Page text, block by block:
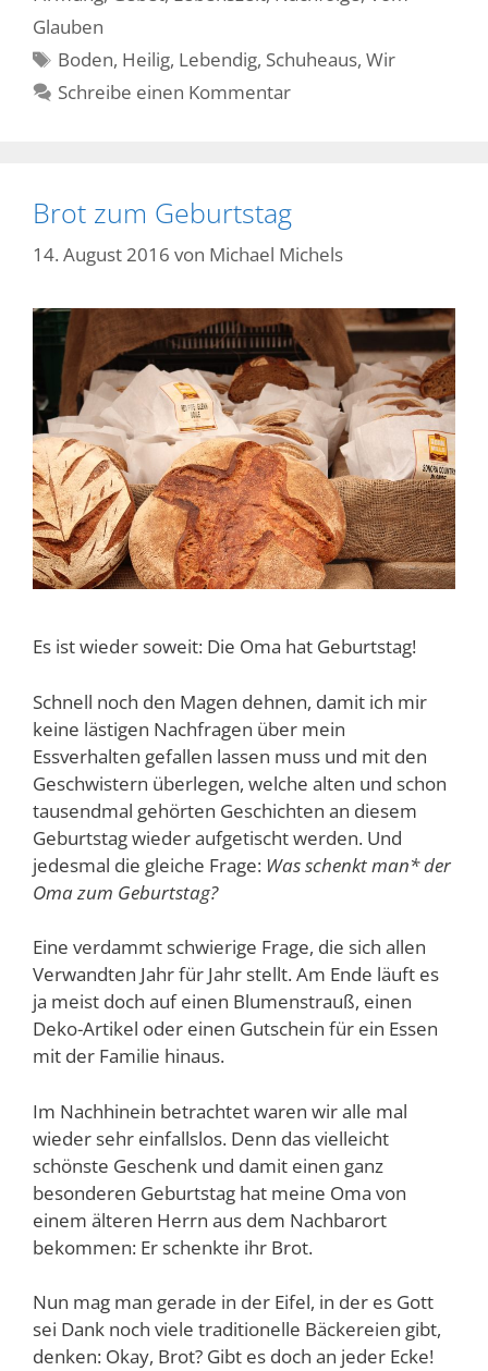
Glauben
Schlagwörter
Boden, Heilig, Lebendig, Schuheaus,Wir
Schreibe einen Kommentar
Brot zum Geburtstag
14. August 2016 von Michael Michels
Es ist wieder soweit: Die Oma hat Geburtstag!
Schnell noch den Magen dehnen, damit ich mir
keine lästigen Nachfragen über mein
Essverhalten gefallen lassen muss und mit den
Geschwistern überlegen, welche alten und schon
tausendmal gehörten Geschichten an diesem
Geburtstag wieder aufgetischt werden. Und
jedesmal die gleiche Frage: Was schenkt man* der
Oma zum Geburtstag?
Eine verdammt schwierige Frage, die sich allen
Verwandten Jahr für Jahr stellt. Am Ende läuft es
ja meist doch auf einen Blumenstrauß, einen
Deko-Artikel oder einen Gutschein für ein Essen
mit der Familie hinaus.
Im Nachhinein betrachtet waren wir alle mal
wieder sehr einfallslos. Denn das vielleicht
schönste Geschenk und damit einen ganz
besonderen Geburtstag hat meine Oma von
einem älteren Herrn aus dem Nachbarort
bekommen: Er schenkte ihr Brot.
Nun mag man gerade in der Eifel, in der es Gott
sei Dank noch viele traditionelle Bäckereien gibt,
denken: Okay, Brot? Gibt es doch an jeder Ecke!